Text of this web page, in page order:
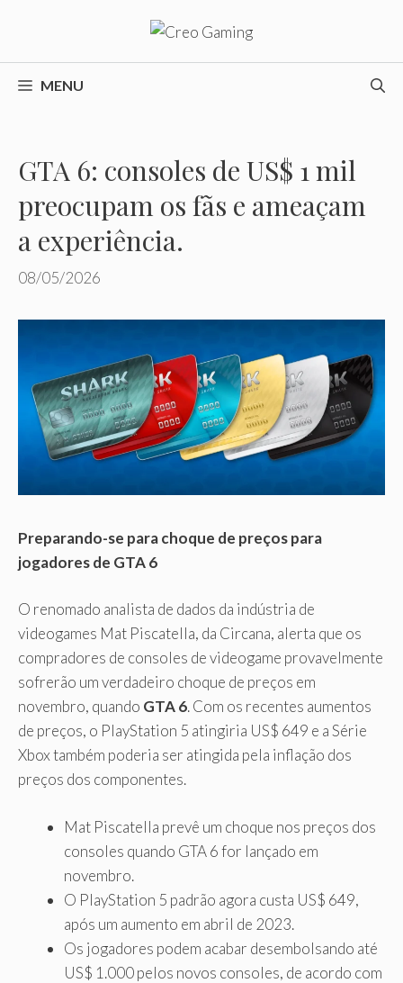
o
conteúdoMENU
GTA 6: consoles de US$ 1 mil
preocupam os fãs e ameaçam
a experiência.
08/05/2026
Preparando-se para choque de preços para
jogadores de GTA 6
O renomado analista de dados da indústria de
videogames Mat Piscatella, da Circana, alerta que os
compradores de consoles de videogame provavelmente
sofrerão um verdadeiro choque de preços em
novembro, quando GTA 6. Com os recentes aumentos
de preços, o PlayStation 5 atingiria US$ 649 e a Série
Xbox também poderia ser atingida pela inflação dos
preços dos componentes.
Mat Piscatella prevê um choque nos preços dos
consoles quando GTA 6 for lançado em
novembro.
O PlayStation 5 padrão agora custa US$ 649,
após um aumento em abril de 2023.
Os jogadores podem acabar desembolsando até
US$ 1.000 pelos novos consoles, de acordo com